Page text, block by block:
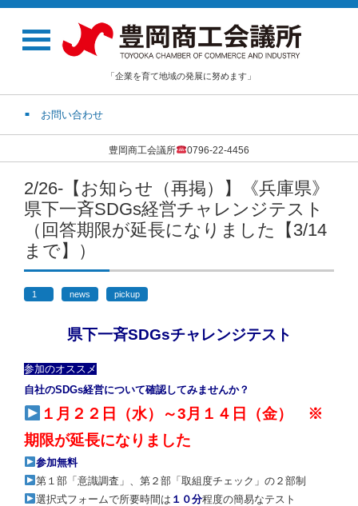
「企業を育て地域の発展に努めます」
お問い合わせ
豊岡商工会議所 0796-22-4456
2/26-【お知らせ（再掲）】《兵庫県》
県下一斉SDGs経営チャレンジテスト
（回答期限が延長になりました【3/14
まで】）
1 news pickup
県下一斉SDGsチャレンジテスト
参加のオススメ
自社のSDGs経営について確認してみませんか？
１月２２日（水）～3月１４日（金） ※
期限が延長になりました
参加無料
第１部「意識調査」、第２部「取組度チェック」の２部制
選択式フォームで所要時間は １０分程度の簡易なテスト